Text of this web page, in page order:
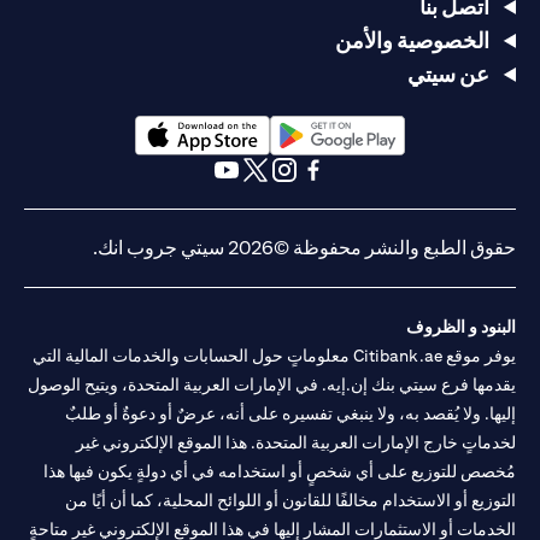
سعر
الدولار
الين
USD/JPY
في
يومًا التالية
التأثير
على
القرض
لا تأثير، لا
القرض
القرض من
الين الياباني
الدولار
105 لتحقيق
الربح، ويتم
إلغاء الأمر
الآخر (أمر
وقف
الخسارة عند
سعر
USD/JPY =
القرض من
الين الياباني
(JPY) إلى
الدولار
100 لوقف
الخسارة،
ويتم إلغاء
الأمر الآخر
(أمر جني
الأرباح عند
سعر
USD/JPY =
يتم تحويل
لأن
الطلب قد
انتهى
اتصل بنا
الخصوصية والأمن
عن سيتي
opens in a new tab
opens in a new tab
حقوق الطبع والنشر محفوظة ©2026 سيتي جروب انك.
البنود و الظروف
يوفر موقع Citibank.ae معلوماتٍ حول الحسابات والخدمات المالية التي
يقدمها فرع سيتي بنك إن.إيه. في الإمارات العربية المتحدة، ويتيح الوصول
إليها. ولا يُقصد به، ولا ينبغي تفسيره على أنه، عرضٌ أو دعوةٌ أو طلبٌ
لخدماتٍ خارج الإمارات العربية المتحدة. هذا الموقع الإلكتروني غير
مُخصص للتوزيع على أي شخصٍ أو استخدامه في أي دولةٍ يكون فيها هذا
التوزيع أو الاستخدام مخالفًا للقانون أو اللوائح المحلية، كما أن أيًا من
الخدمات أو الاستثمارات المشار إليها في هذا الموقع الإلكتروني غير متاحةٍ